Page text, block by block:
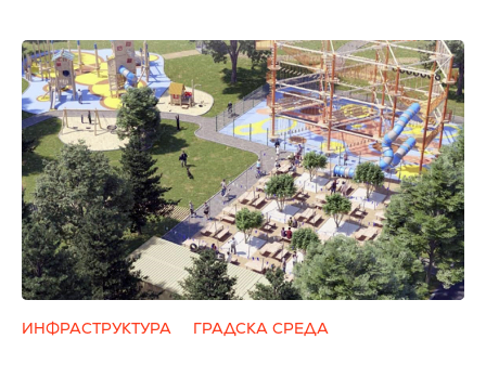
ИНФРАСТРУКТУРА ГРАДСКА СРЕДА